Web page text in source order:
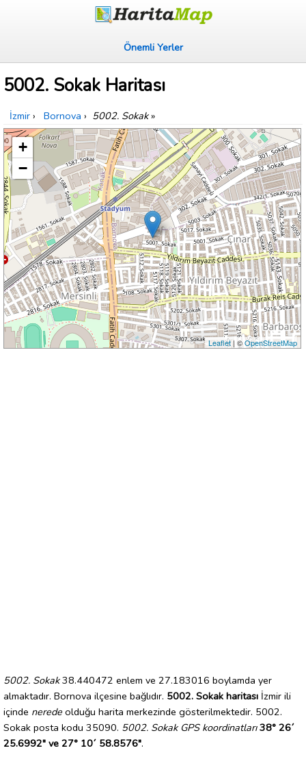
Önemli Yerler
5002. Sokak Haritası
İzmir › Bornova › 5002. Sokak»
+
−
Leaflet| ©OpenStreetMap
5002. Sokak38.440472 enlem ve 27.183016 boylamda yer
almaktadır. Bornova ilçesine bağlıdır. 5002. Sokak haritası İzmir ili
içinde nerede olduğu harita merkezinde gösterilmektedir. 5002.
Sokak posta kodu 35090. 5002. Sokak GPS koordinatları 38° 26´
25.6992" ve 27° 10´ 58.8576".